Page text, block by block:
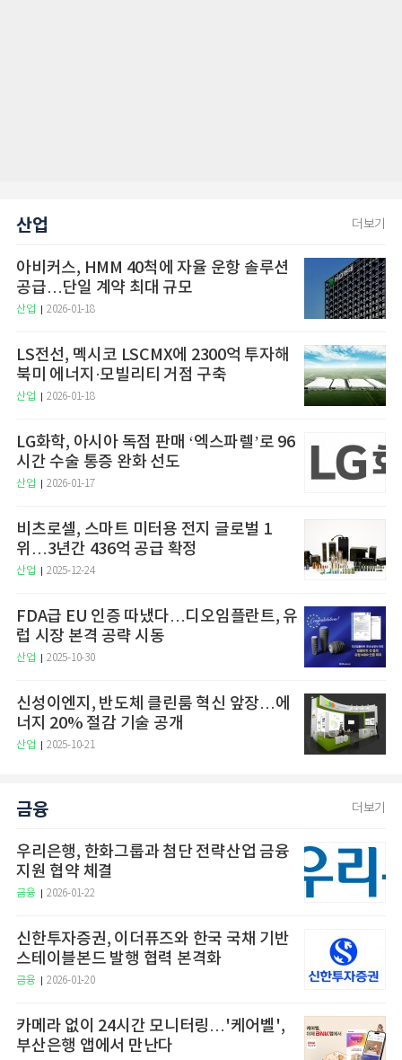
산업 더보기
아비커스, HMM 40척에 자율 운항 솔루션
공급…단일 계약 최대 규모
산업 2026-01-18
LS전선, 멕시코 LSCMX에 2300억 투자해
북미 에너지·모빌리티 거점 구축
산업 2026-01-18
LG화학, 아시아 독점 판매 ‘엑스파렐’로 96
시간 수술 통증 완화 선도
산업 2026-01-17
비츠로셀, 스마트 미터용 전지 글로벌 1
위…3년간 436억 공급 확정
산업 2025-12-24
FDA급 EU 인증 따냈다…디오임플란트, 유
럽 시장 본격 공략 시동
산업 2025-10-30
신성이엔지, 반도체 클린룸 혁신 앞장…에
너지 20% 절감 기술 공개
산업 2025-10-21
금융 더보기
우리은행, 한화그룹과 첨단 전략산업 금융
지원 협약 체결
금융 2026-01-22
신한투자증권, 이더퓨즈와 한국 국채 기반
스테이블본드 발행 협력 본격화
금융 2026-01-20
카메라 없이 24시간 모니터링…'케어벨',
부산은행 앱에서 만난다